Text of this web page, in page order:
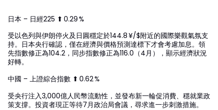
日本 – 日經225 ⬆ 0.29 %
受以色列與伊朗停火及日圓穩定於144.8 ¥/$附近的國際樂觀氣氛支
持。日本央行確認，僅在經濟與價格預測達標下才會考慮加息。領
先指數修正為104.2，同步指數修正為116.0（4月），顯示經濟狀況
好轉。
中國 – 上證綜合指數 ⬆ 0.62 %
受央行注入3,000億人民幣流動性，並發布新一輪促消費、穩就業政
策支撐。投資者現正等待7月政治局會議，尋求進一步刺激措施。